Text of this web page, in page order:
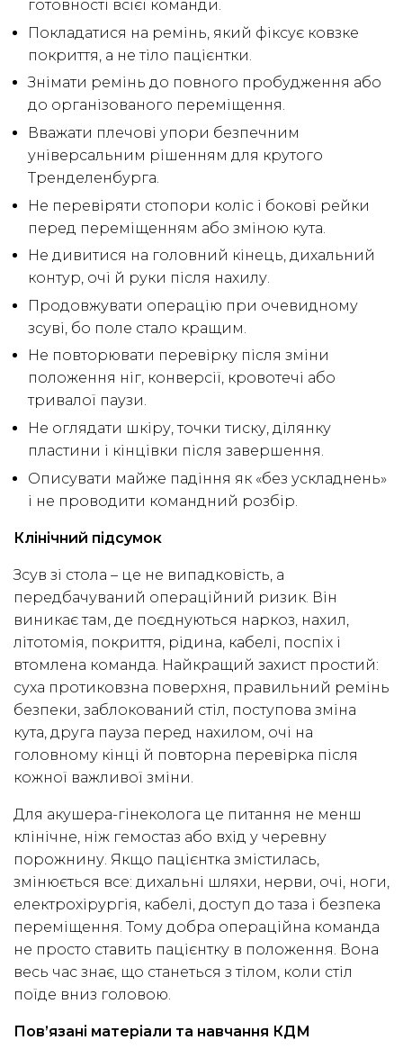
готовності всієї команди.
Покладатися на ремінь, який фіксує ковзке
покриття, а не тіло пацієнтки.
Знімати ремінь до повного пробудження або
до організованого переміщення.
Вважати плечові упори безпечним
універсальним рішенням для крутого
Тренделенбурга.
Не перевіряти стопори коліс і бокові рейки
перед переміщенням або зміною кута.
Не дивитися на головний кінець, дихальний
контур, очі й руки після нахилу.
Продовжувати операцію при очевидному
зсуві, бо поле стало кращим.
Не повторювати перевірку після зміни
положення ніг, конверсії, кровотечі або
тривалої паузи.
Не оглядати шкіру, точки тиску, ділянку
пластини і кінцівки після завершення.
Описувати майже падіння як «без ускладнень»
і не проводити командний розбір.
Клінічний підсумок
Зсув зі стола – це не випадковість, а
передбачуваний операційний ризик. Він
виникає там, де поєднуються наркоз, нахил,
літотомія, покриття, рідина, кабелі, поспіх і
втомлена команда. Найкращий захист простий:
суха протиковзна поверхня, правильний ремінь
безпеки, заблокований стіл, поступова зміна
кута, друга пауза перед нахилом, очі на
головному кінці й повторна перевірка після
кожної важливої зміни.
Для акушера-гінеколога це питання не менш
клінічне, ніж гемостаз або вхід у черевну
порожнину. Якщо пацієнтка змістилась,
змінюється все: дихальні шляхи, нерви, очі, ноги,
електрохірургія, кабелі, доступ до таза і безпека
переміщення. Тому добра операційна команда
не просто ставить пацієнтку в положення. Вона
весь час знає, що станеться з тілом, коли стіл
поїде вниз головою.
Пов’язані матеріали та навчання КДМ